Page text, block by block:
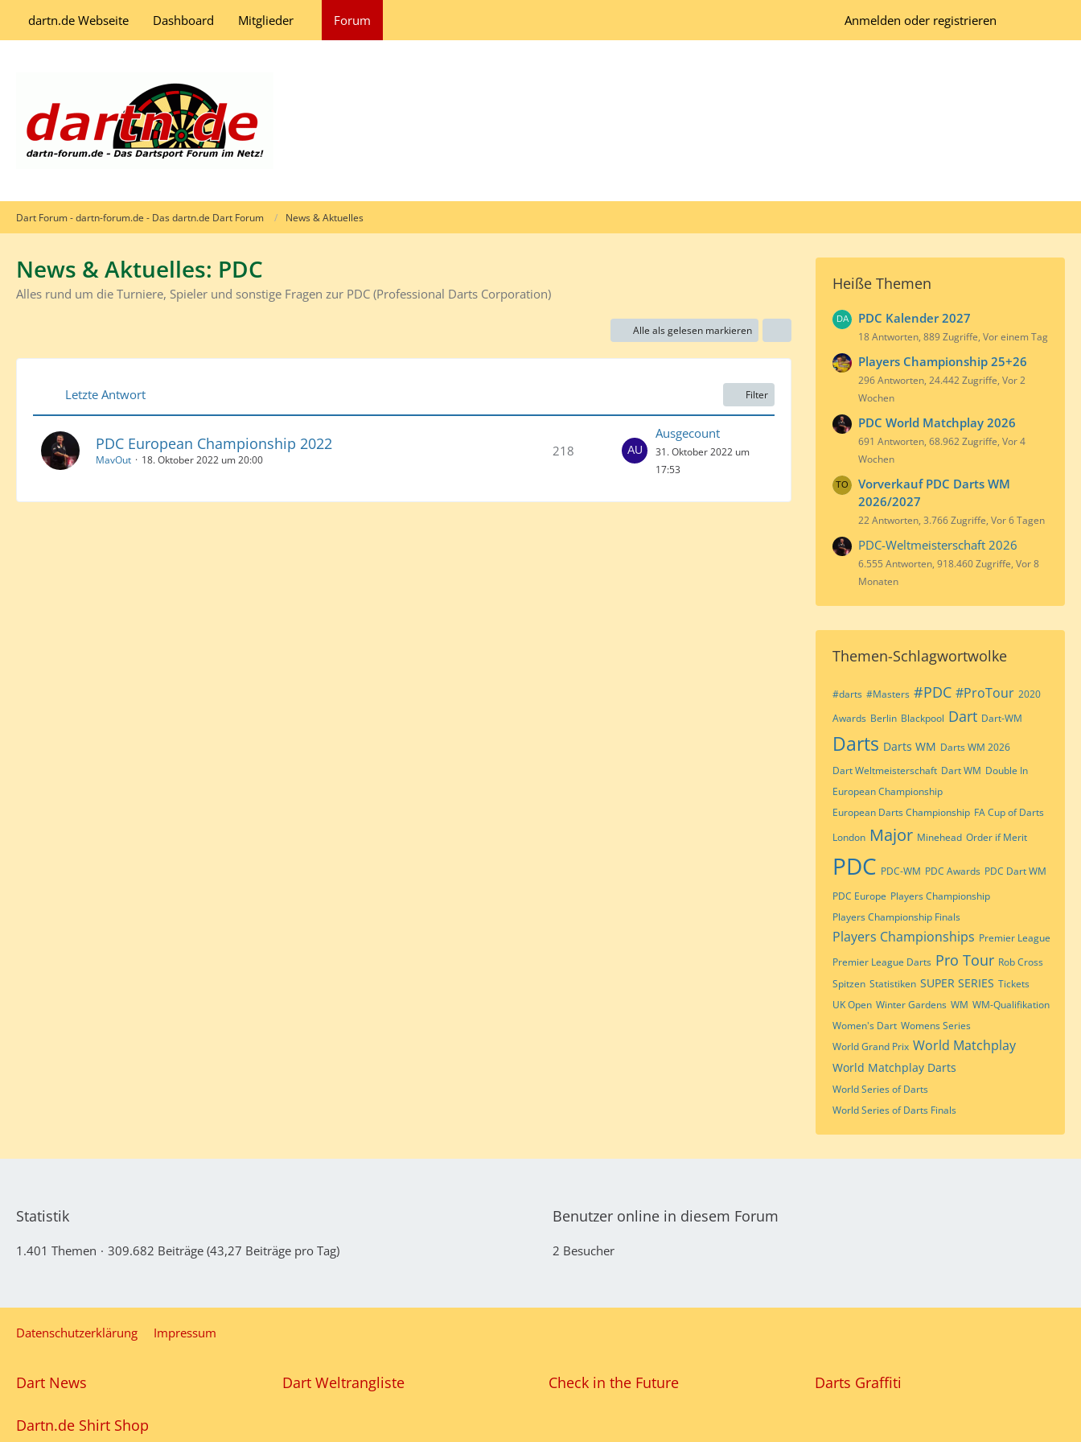
dartn.de Webseite Dashboard Mitglieder Forum Anmelden oder registrieren
Dart Forum - dartn-forum.de - Das dartn.de Dart Forum News & Aktuelles
News & Aktuelles: PDC
Alles rund um die Turniere, Spieler und sonstige Fragen zur PDC (Professional Darts Corporation)
Alle als gelesen markieren
Letzte Antwort Filter
PDC European Championship 2022
MavOut 18. Oktober 2022 um 20:00
218
Ausgecount
31. Oktober 2022 um
17:53
Heiße Themen
PDC Kalender 2027
18 Antworten, 889 Zugriffe, Vor einem Tag
Players Championship 25+26
296 Antworten, 24.442 Zugriffe, Vor 2
Wochen
PDC World Matchplay 2026
691 Antworten, 68.962 Zugriffe, Vor 4
Wochen
Vorverkauf PDC Darts WM
2026/2027
22 Antworten, 3.766 Zugriffe, Vor 6 Tagen
PDC-Weltmeisterschaft 2026
6.555 Antworten, 918.460 Zugriffe, Vor 8
Monaten
Themen-Schlagwortwolke
#darts #Masters #PDC #ProTour 2020
Awards Berlin Blackpool Dart Dart-WM
Darts Darts WM Darts WM 2026
Dart Weltmeisterschaft Dart WM Double In
European Championship
European Darts Championship FA Cup of Darts
London Major Minehead Order if Merit
PDC PDC-WM PDC Awards PDC Dart WM
PDC Europe Players Championship
Players Championship Finals
Players Championships Premier League
Premier League Darts Pro Tour Rob Cross
Spitzen Statistiken SUPER SERIES Tickets
UK Open Winter Gardens WM WM-Qualifikation
Women's Dart Womens Series
World Grand Prix World Matchplay
World Matchplay Darts
World Series of Darts
World Series of Darts Finals
Statistik
1.401 Themen 309.682 Beiträge (43,27 Beiträge pro Tag)
Benutzer online in diesem Forum
2 Besucher
Datenschutzerklärung Impressum
Dart News Dart Weltrangliste Check in the Future Darts Graffiti
Dartn.de Shirt Shop